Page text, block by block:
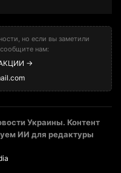
но если вы заметили
нам:
→
Украины. Контент
ИИ для редактуры